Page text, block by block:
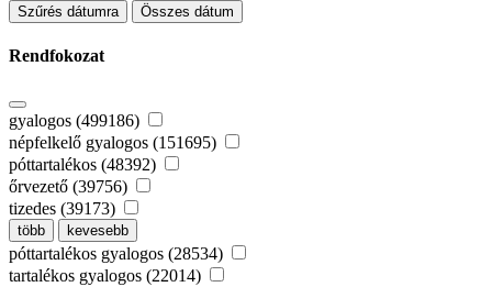
Szűrés dátumra Összes dátum
Rendfokozat
gyalogos (499186)
népfelkelő gyalogos (151695)
póttartalékos (48392)
őrvezető (39756)
tizedes (39173)
több kevesebb
póttartalékos gyalogos (28534)
tartalékos gyalogos (22014)